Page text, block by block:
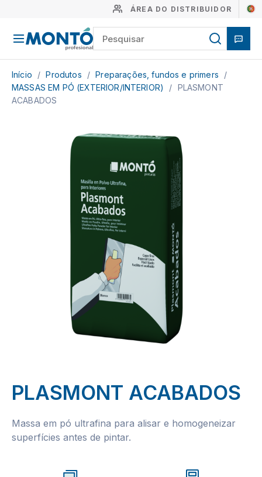
ÁREA DO DISTRIBUIDOR
Início / Produtos / Preparações, fundos e primers
/
MASSAS EM PÓ (EXTERIOR/INTERIOR)
/ PLASMONT
ACABADOS
PLASMONT ACABADOS
Massa em pó ultrafina para alisar e homogeneizar
superfícies antes de pintar.